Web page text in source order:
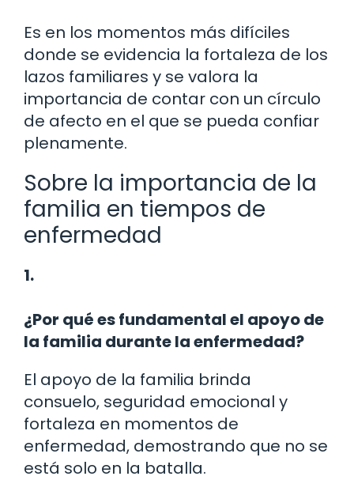
Es en los momentos más difíciles
donde se evidencia la fortaleza de los
lazos familiares y se valora la
importancia de contar con un círculo
de afecto en el que se pueda confiar
plenamente.
Sobre la importancia de la
familia en tiempos de
enfermedad
1.
¿Por qué es fundamental el apoyo de
la familia durante la enfermedad?
El apoyo de la familia brinda
consuelo, seguridad emocional y
fortaleza en momentos de
enfermedad, demostrando que no se
está solo en la batalla.